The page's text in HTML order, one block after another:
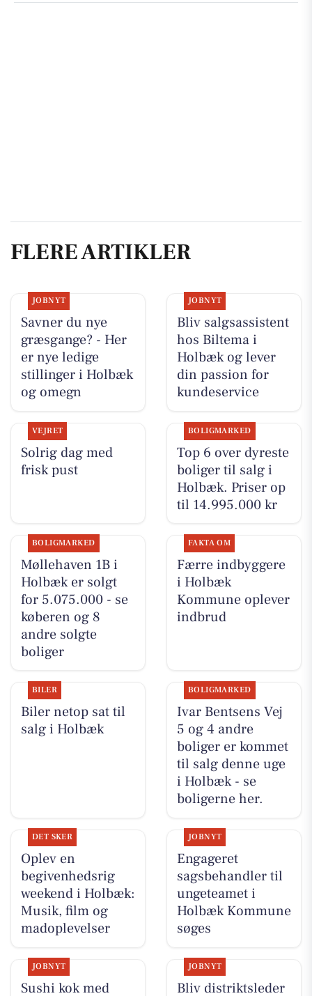
FLERE ARTIKLER
JOBNYT
Savner du nye
græsgange? - Her
er nye ledige
stillinger i Holbæk
og omegn
JOBNYT
Bliv salgsassistent
hos Biltema i
Holbæk og lever
din passion for
kundeservice
VEJRET
Solrig dag med
frisk pust
BOLIGMARKED
Top 6 over dyreste
boliger til salg i
Holbæk. Priser op
til 14.995.000 kr
BOLIGMARKED
Møllehaven 1B i
Holbæk er solgt
for 5.075.000 - se
køberen og 8
andre solgte
boliger
FAKTA OM
Færre indbyggere
i Holbæk
Kommune oplever
indbrud
BILER
Biler netop sat til
salg i Holbæk
BOLIGMARKED
Ivar Bentsens Vej
5 og 4 andre
boliger er kommet
til salg denne uge
i Holbæk - se
boligerne her.
DET SKER
Oplev en
begivenhedsrig
weekend i Holbæk:
Musik, film og
madoplevelser
JOBNYT
Engageret
sagsbehandler til
ungeteamet i
Holbæk Kommune
søges
JOBNYT
Sushi kok med
JOBNYT
Bliv distriktsleder